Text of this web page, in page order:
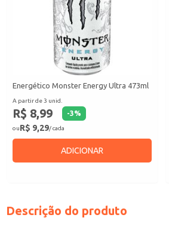
Energético Monster Energy Ultra 473ml
A partir de 3 unid.
R$ 8,99 -3%
ouR$ 9,29/ cada
ADICIONAR
Descrição do produto